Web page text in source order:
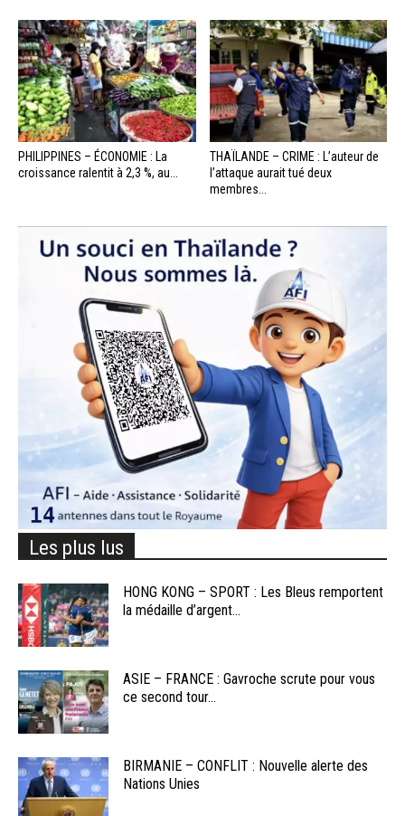
PHILIPPINES – ÉCONOMIE : La
croissance ralentit à 2,3 %, au...
THAÏLANDE – CRIME : L’auteur de
l’attaque aurait tué deux
membres...
Les plus lus
HONG KONG – SPORT : Les Bleus remportent
la médaille d’argent...
ASIE – FRANCE : Gavroche scrute pour vous
ce second tour...
BIRMANIE – CONFLIT : Nouvelle alerte des
Nations Unies